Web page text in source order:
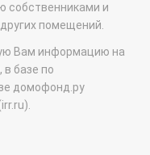
собственниками и
помещений.
Вам информацию на
базе по
домофонд.ру